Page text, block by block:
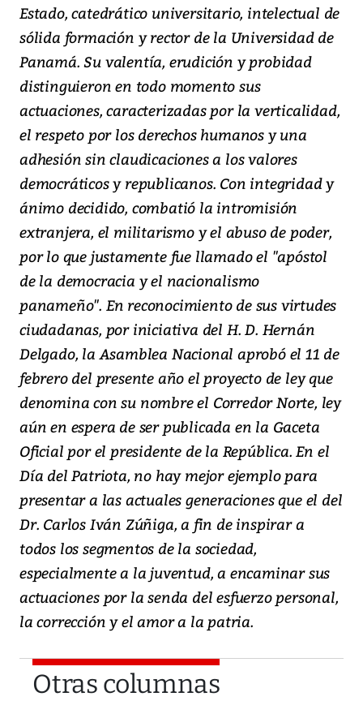
Estado, catedrático universitario, intelectual de
sólida formación y rector de la Universidad de
Panamá. Su valentía, erudición y probidad
distinguieron en todo momento sus
actuaciones, caracterizadas por la verticalidad,
el respeto por los derechos humanos y una
adhesión sin claudicaciones a los valores
democráticos y republicanos. Con integridad y
ánimo decidido, combatió la intromisión
extranjera, el militarismo y el abuso de poder,
por lo que justamente fue llamado el "apóstol
de la democracia y el nacionalismo
panameño". En reconocimiento de sus virtudes
ciudadanas, por iniciativa del H. D. Hernán
Delgado, la Asamblea Nacional aprobó el 11 de
febrero del presente año el proyecto de ley que
denomina con su nombre el Corredor Norte, ley
aún en espera de ser publicada en la Gaceta
Oficial por el presidente de la República. En el
Día del Patriota, no hay mejor ejemplo para
presentar a las actuales generaciones que el del
Dr. Carlos Iván Zúñiga, a fin de inspirar a
todos los segmentos de la sociedad,
especialmente a la juventud, a encaminar sus
actuaciones por la senda del esfuerzo personal,
la corrección y el amor a la patria.
Otras columnas